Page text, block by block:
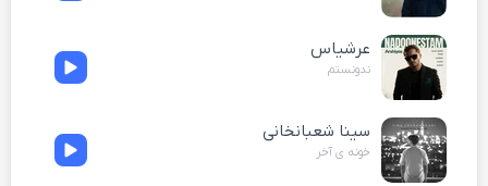
عرشیاس
ندونستم
سینا شعبانخانی
خونه ی آخر